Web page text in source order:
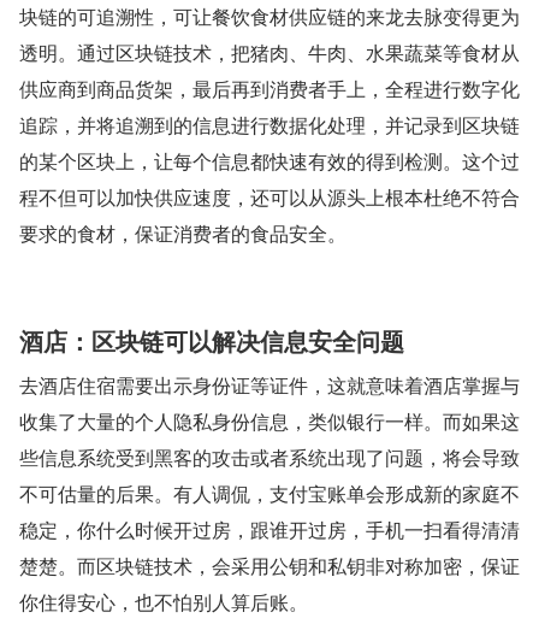
块链的可追溯性，可让餐饮食材供应链的来龙去脉变得更为
透明。通过区块链技术，把猪肉、牛肉、水果蔬菜等食材从
供应商到商品货架，最后再到消费者手上，全程进行数字化
追踪，并将追溯到的信息进行数据化处理，并记录到区块链
的某个区块上，让每个信息都快速有效的得到检测。这个过
程不但可以加快供应速度，还可以从源头上根本杜绝不符合
要求的食材，保证消费者的食品安全。
酒店：区块链可以解决信息安全问题
去酒店住宿需要出示身份证等证件，这就意味着酒店掌握与
收集了大量的个人隐私身份信息，类似银行一样。而如果这
些信息系统受到黑客的攻击或者系统出现了问题，将会导致
不可估量的后果。有人调侃，支付宝账单会形成新的家庭不
稳定，你什么时候开过房，跟谁开过房，手机一扫看得清清
楚楚。而区块链技术，会采用公钥和私钥非对称加密，保证
你住得安心，也不怕别人算后账。